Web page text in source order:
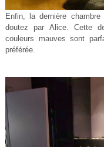
Enfin, la dernière
doutez par Alice. Cette
couleurs mauves sont
préférée.